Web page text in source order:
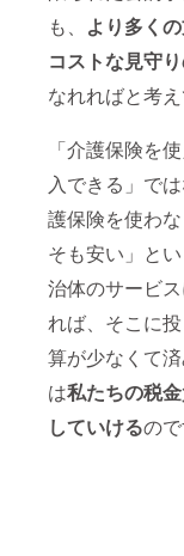
も、 より多く
コストな見守
なれればと考え
「介護保険を
入できる」で
護保険を使わ
そも安い」と
治体のサービ
れば、そこに
算が少なくて
は私たちの税
していけるので